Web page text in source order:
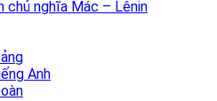
chủ nghĩa Mác – Lênin
Anh